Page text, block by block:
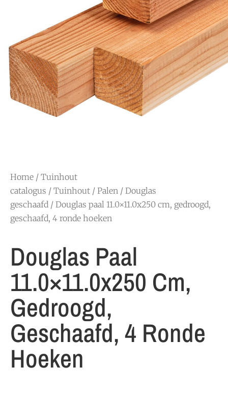
Home / Tuinhout
catalogus / Tuinhout / Palen / Douglas
geschaafd / Douglas paal 11.0×11.0x250 cm, gedroogd,
geschaafd, 4 ronde hoeken
Douglas Paal
11.0×11.0x250 Cm,
Gedroogd,
Geschaafd, 4 Ronde
Hoeken